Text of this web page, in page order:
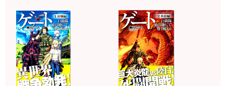
作中で活躍する多彩なキャラクター！
イラストは黒獅子氏が担
当！